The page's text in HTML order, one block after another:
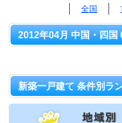
全国
2012年04月 中国・四国
新築一戸建て 条件別ラ